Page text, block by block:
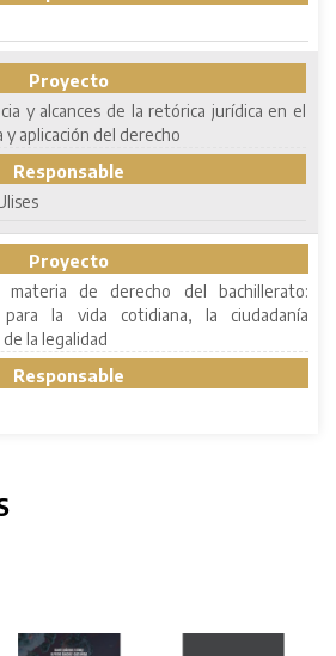
Proyecto
y alcances de la retórica jurídica en el
aplicación del derecho
Responsable
Proyecto
materia de derecho del bachillerato:
para la vida cotidiana, la ciudadanía
la legalidad
Responsable